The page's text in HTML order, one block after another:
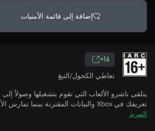
إضافة إلى قائمة الأمنيات
16+
تعاطي الكحول/التبغ
يتلقى ناشرو الألعاب التي تقوم بتشغيلها وصولاً
تعريفك في Xbox والبيانات المقترنة بينما تمارس الألعاب.
المزيد